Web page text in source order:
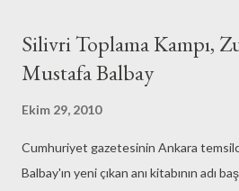
zamanda inceleme türünü de
geldikçe okuduklarından alıntılar
Devleti'ne haber vererek, onların
zenginleşmiş özel bir ziyaret...
Silivri Toplama Kampı,
Mustafa Balbay
Ekim 29, 2010
Cumhuriyet gazetesinin Ankara
Balbay'ın yeni çıkan anı kitabının adı